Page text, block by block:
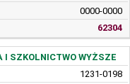
0000-0000
62304
I SZKOLNICTWO WYŻSZE
1231-0198